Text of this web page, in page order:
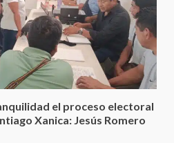
el proceso electoral
Xanica: Jesús Romero
Salud: justicia social para
Oaxaca